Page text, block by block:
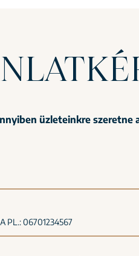
üzleteinkre szeretne
PL.: 06701234567